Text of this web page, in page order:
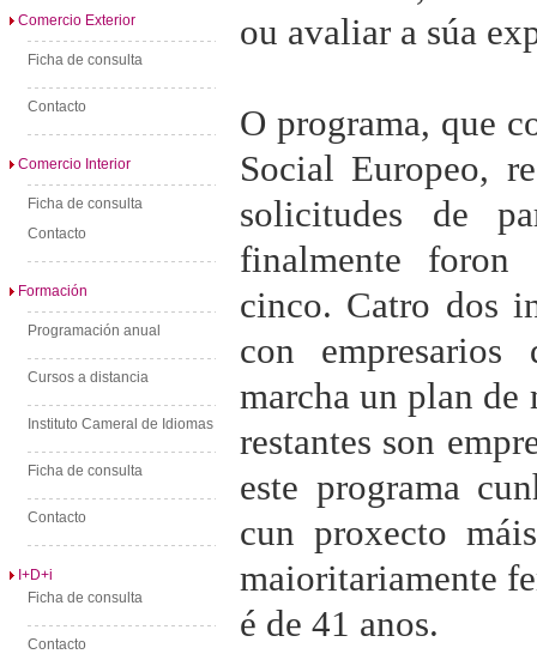
Comercio Exterior
Ficha de consulta
Contacto
Comercio Interior
Ficha de consulta
Contacto
Formación
Programación anual
Cursos a distancia
Instituto Cameral de Idiomas
Ficha de consulta
Contacto
I+D+i
Ficha de consulta
Contacto
ou avaliar a súa
O programa, que
Social Europeo,
solicitudes de
finalmente foron
cinco. Catro dos
con
marcha un plan de
restantes son
este programa
cun proxecto
maioritariamente
é de 41 anos.